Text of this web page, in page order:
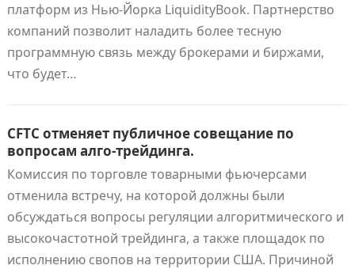
платформ из Нью-Йорка LiquidityBook. Партнерство
компаний позволит наладить более тесную
программную связь между брокерами и биржами,
что будет…
CFTC отменяет публичное совещание по
вопросам алго-трейдинга.
Комиссия по торговле товарными фьючерсами
отменила встречу, на которой должны были
обсуждаться вопросы регуляции алгоритмического и
высокочастотной трейдинга, а также площадок по
исполнению свопов на территории США. Причиной